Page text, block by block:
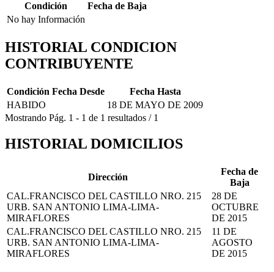
Condición
Fecha de Baja
No hay Información
HISTORIAL CONDICION
CONTRIBUYENTE
Condición Fecha Desde
Fecha Hasta
HABIDO
18 DE MAYO DE 2009
Mostrando Pág. 1 - 1 de 1 resultados / 1
HISTORIAL DOMICILIOS
Dirección
Fecha de
Baja
CAL.FRANCISCO DEL CASTILLO NRO. 215
URB. SAN ANTONIO LIMA-LIMA-
MIRAFLORES
28 DE
OCTUBRE
DE 2015
CAL.FRANCISCO DEL CASTILLO NRO. 215
URB. SAN ANTONIO LIMA-LIMA-
MIRAFLORES
11 DE
AGOSTO
DE 2015